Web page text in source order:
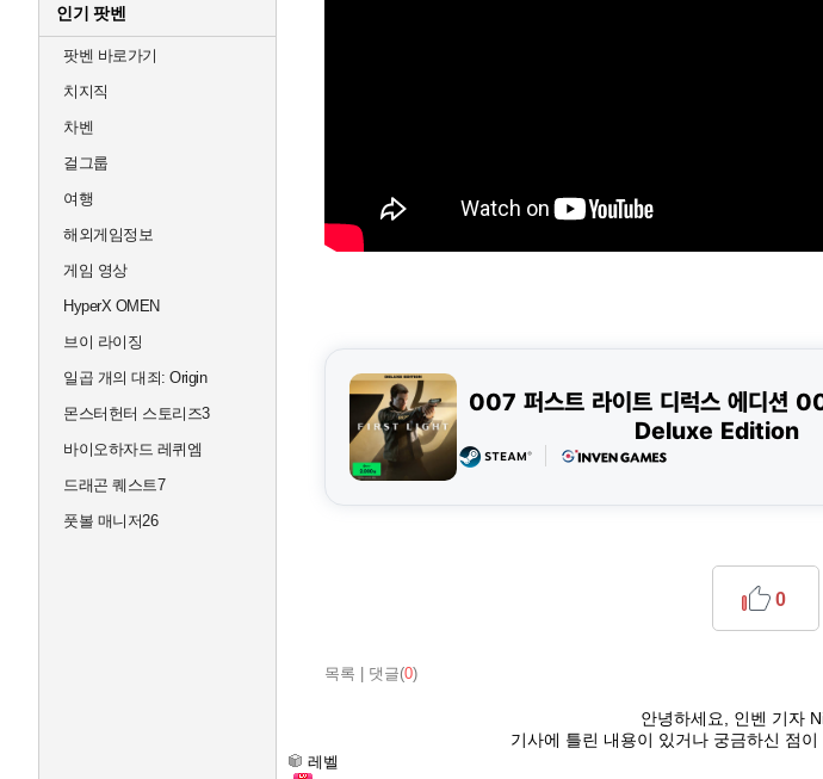
인기 팟벤
팟벤 바로가기
치지직
차벤
걸그룹
여행
해외게임정보
게임 영상
HyperX OMEN
브이 라이징
일곱 개의 대죄: Origin
몬스터헌터 스토리즈3
바이오하자드 레퀴엠
드래곤 퀘스트7
풋볼 매니저26
007 퍼스트 라이트 디럭스 에디션
Deluxe Edition
목록 댓글(0)
0
안녕하세요, 인벤 기자
기사에 틀린 내용이 있거나 궁금하신 점
레벨